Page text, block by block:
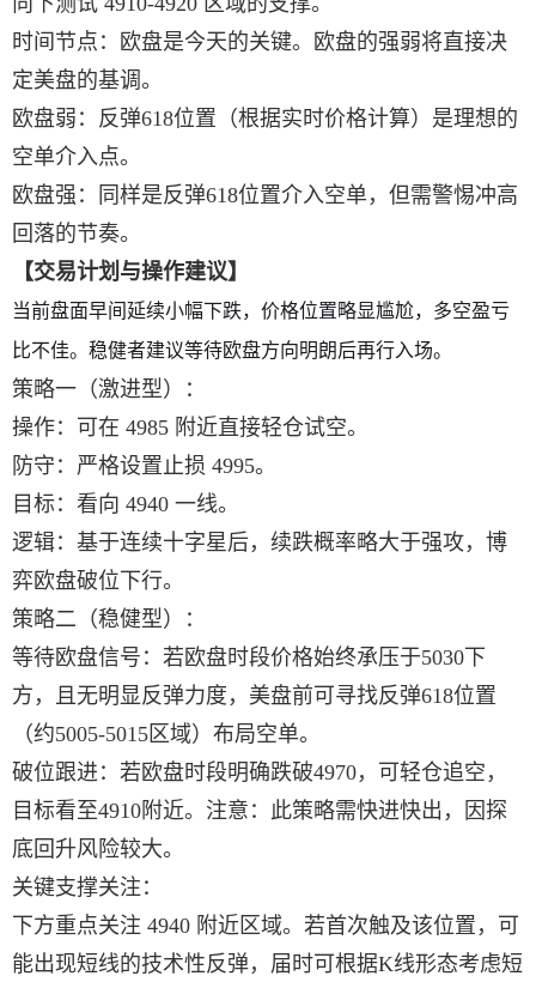
时间节点：欧盘是今天的关键。欧盘的强弱将直接决
定美盘的基调。
欧盘弱：反弹618位置（根据实时价格计算）是理想的
空单介入点。
欧盘强：同样是反弹618位置介入空单，但需警惕冲高
回落的节奏。
【交易计划与操作建议】
当前盘面早间延续小幅下跌，价格位置略显尴尬，多空盈亏
比不佳。稳健者建议等待欧盘方向明朗后再行入场。
策略一（激进型）：
操作：可在 4985 附近直接轻仓试空。
防守：严格设置止损 4995。
目标：看向 4940 一线。
逻辑：基于连续十字星后，续跌概率略大于强攻，博
弈欧盘破位下行。
策略二（稳健型）：
等待欧盘信号：若欧盘时段价格始终承压于5030下
方，且无明显反弹力度，美盘前可寻找反弹618位置
（约5005-5015区域）布局空单。
破位跟进：若欧盘时段明确跌破4970，可轻仓追空，
目标看至4910附近。注意：此策略需快进快出，因探
底回升风险较大。
关键支撑关注：
下方重点关注 4940 附近区域。若首次触及该位置，可
能出现短线的技术性反弹，届时可根据K线形态考虑短